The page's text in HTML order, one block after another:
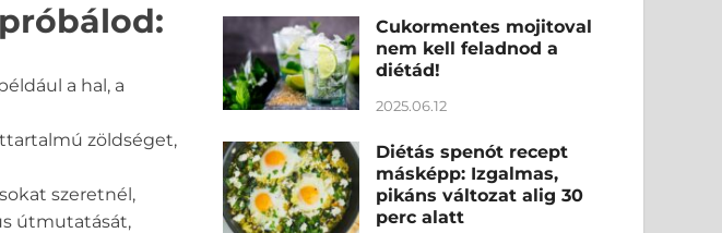
a hal, a
zöldséget,
szeretnél,
útmutatását,
Cukormentes mojitoval
nem kell feladnod a
diétád!
2025.06.12
Diétás spenót recept
másképp: Izgalmas,
pikáns változat alig 30
perc alatt